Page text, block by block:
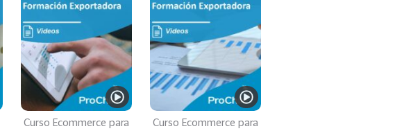
Curso Ecommerce para
Curso Ecommerce para